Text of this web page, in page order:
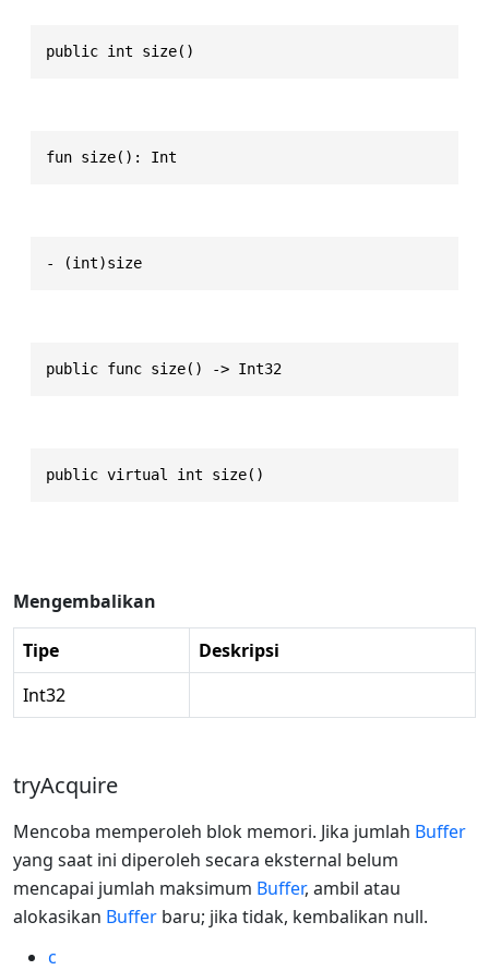
public int size()
fun size(): Int
- (int)size
public func size() -> Int32
public virtual int size()
Mengembalikan
Tipe
Deskripsi
Int32
tryAcquire
Mencoba memperoleh blok memori. Jika jumlah Buffer
yang saat ini diperoleh secara eksternal belum
mencapai jumlah maksimum Buffer, ambil atau
alokasikan Buffer baru; jika tidak, kembalikan null.
c